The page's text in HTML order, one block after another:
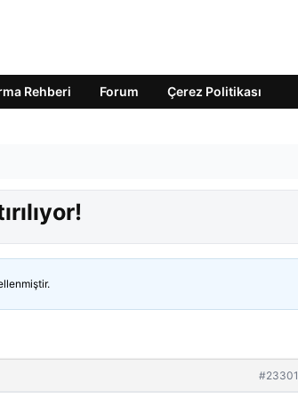
Rehberi Forum Çerez Politikası
#23301